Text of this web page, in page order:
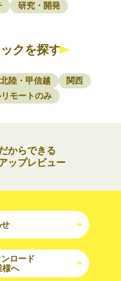
研究・開発
クを探す
北陸・甲信越
関西
モートのみ
からできる
ップレビュー
ロード
様へ